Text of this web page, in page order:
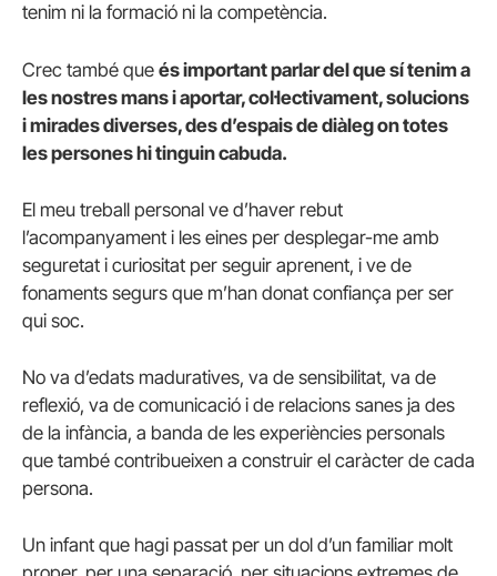
tenim ni la formació ni la competència.
Crec també que és important parlar del que sí tenim a
les nostres mans i aportar, col·lectivament, solucions
i mirades diverses, des d’espais de diàleg on totes
les persones hi tinguin cabuda.
El meu treball personal ve d’haver rebut
l’acompanyament i les eines per desplegar-me amb
seguretat i curiositat per seguir aprenent, i ve de
fonaments segurs que m’han donat confiança per ser
qui soc.
No va d’edats maduratives, va de sensibilitat, va de
reflexió, va de comunicació i de relacions sanes ja des
de la infància, a banda de les experiències personals
que també contribueixen a construir el caràcter de cada
persona.
Un infant que hagi passat per un dol d’un familiar molt